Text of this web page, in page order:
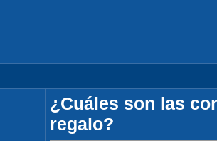
¿Cuáles son las
regalo?